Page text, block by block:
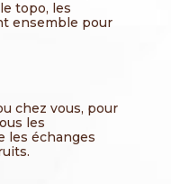
topo, les
ensemble pour
chez vous, pour
les
les échanges